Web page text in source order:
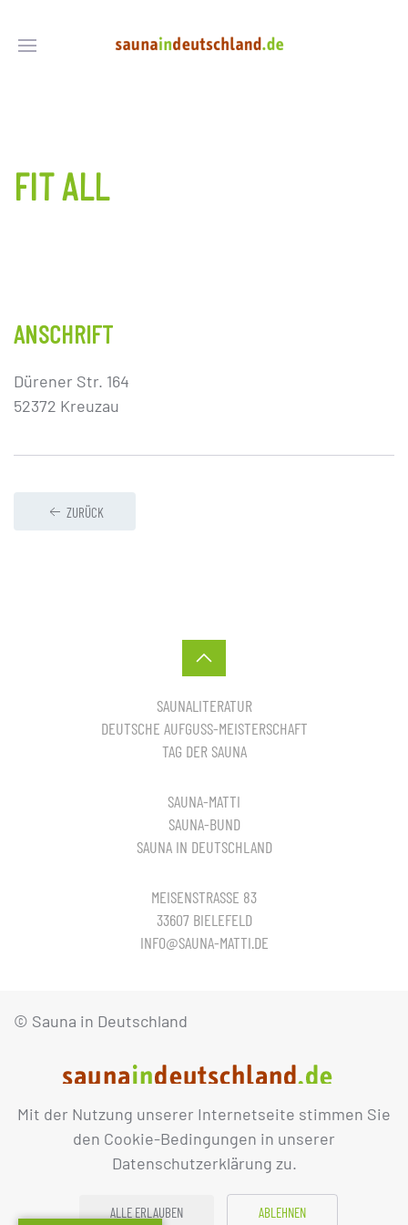
Mit der Nutzung unserer Internetseite stimmen Sie
den Cookie-Bedingungen in unserer
Datenschutzerklärung zu.
ALLE ERLAUBEN ABLEHNEN
FIT ALL
ANSCHRIFT
Dürener Str. 164
52372 Kreuzau
ZURÜCK
SAUNALITERATUR
DEUTSCHE AUFGUSS-MEISTERSCHAFT
TAG DER SAUNA
SAUNA-MATTI
SAUNA-BUND
SAUNA IN DEUTSCHLAND
MEISENSTRASSE 83
33607 BIELEFELD
INFO@SAUNA-MATTI.DE
© Sauna in Deutschland
IMPRESSUM DATENSCHUTZ